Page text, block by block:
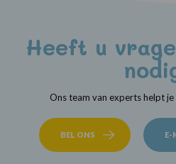
Heeft u
Ons team van experts helpt
BEL ONS E-